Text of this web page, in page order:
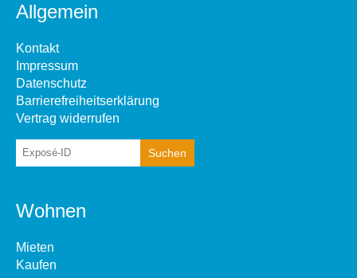
Allgemein
Kontakt
Impressum
Datenschutz
Barrierefreiheitserklärung
Vertrag widerrufen
Wohnen
Mieten
Kaufen